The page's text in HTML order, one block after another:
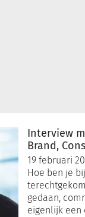
Interview
Brand,
19 februari
Hoe ben je
gedaan,
eigenlijk een